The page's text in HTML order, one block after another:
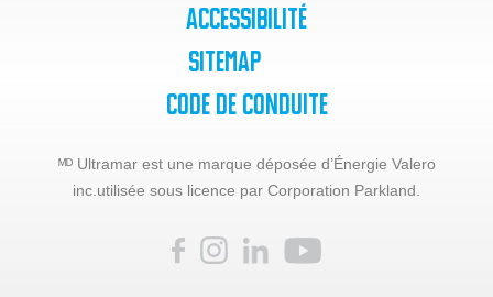
Accessibilité
SiteMap
Code de Conduite
ᴹᴰ Ultramar est une marque déposée d’Énergie Valero
inc. utilisée sous licence par Corporation Parkland.